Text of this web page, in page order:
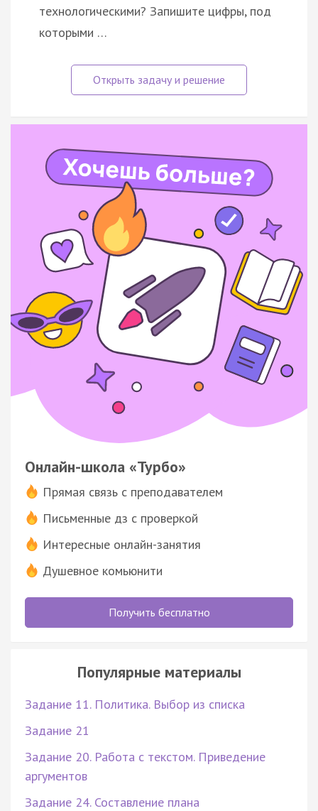
технологическими? Запишите цифры, под
которыми …
Онлайн-школа «Турбо»
Прямая связь с преподавателем
Письменные дз с проверкой
Интересные онлайн-занятия
Душевное комьюнити
Получить бесплатно
Популярные материалы
Задание 11. Политика. Выбор из списка
Задание 21
Задание 20. Работа с текстом. Приведение
аргументов
Задание 24. Составление плана